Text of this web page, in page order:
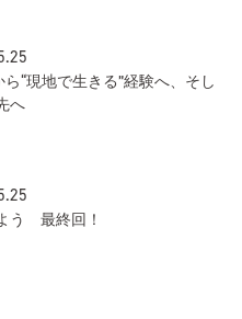
ら“現地で生きる”経験へ、そし
先へ
う 最終回！